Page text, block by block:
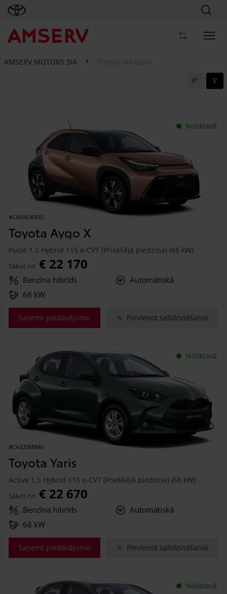
AMSERV MOTORS SIA Toyota noliktava
Noliktavā
#CA00636840
Toyota Aygo X
Pulse 1.5 Hybrid 115 e-CVT (Priekšējā piedziņa) (68 kW)
Sākot no € 22 170
Benzīna hibrīds
Automātiskā
68 kW
Saņemt piedāvājumu Pievienot salīdzināšanai
Noliktavā
#CA32068840
Toyota Yaris
Active 1.5 Hybrid 115 e-CVT (Priekšējā piedziņa) (68 kW)
Sākot no € 22 670
Benzīna hibrīds
Automātiskā
68 kW
Saņemt piedāvājumu Pievienot salīdzināšanai
Noliktavā